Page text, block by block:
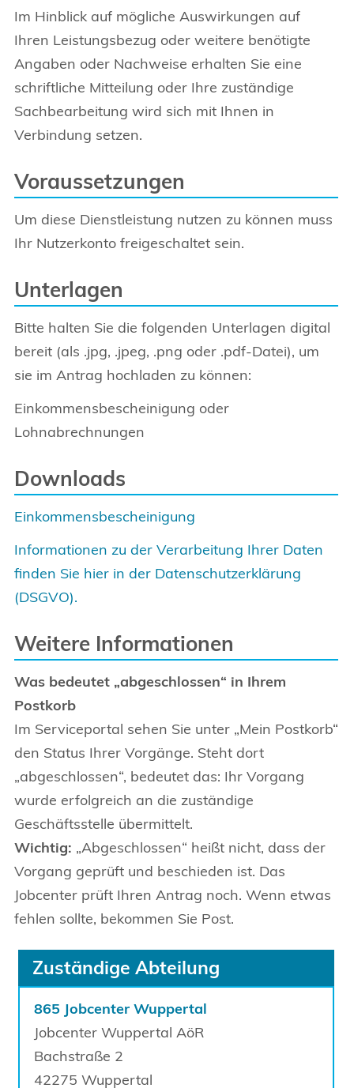
Im Hinblick auf mögliche Auswirkungen auf
Ihren Leistungsbezug oder weitere benötigte
Angaben oder Nachweise erhalten Sie eine
schriftliche Mitteilung oder Ihre zuständige
Sachbearbeitung wird sich mit Ihnen in
Verbindung setzen.
Voraussetzungen
Um diese Dienstleistung nutzen zu können muss
Ihr Nutzerkonto freigeschaltet sein.
Unterlagen
Bitte halten Sie die folgenden Unterlagen digital
bereit (als .jpg, .jpeg, .png oder .pdf-Datei), um
sie im Antrag hochladen zu können:
Einkommensbescheinigung oder
Lohnabrechnungen
Downloads
Einkommensbescheinigung
Informationen zu der Verarbeitung Ihrer Daten
finden Sie hier in der Datenschutzerklärung
(DSGVO).
Weitere Informationen
Was bedeutet „abgeschlossen“ in Ihrem
Postkorb
Im Serviceportal sehen Sie unter „Mein Postkorb“
den Status Ihrer Vorgänge. Steht dort
„abgeschlossen“, bedeutet das: Ihr Vorgang
wurde erfolgreich an die zuständige
Geschäftsstelle übermittelt.
Wichtig: „Abgeschlossen“ heißt nicht, dass der
Vorgang geprüft und beschieden ist. Das
Jobcenter prüft Ihren Antrag noch. Wenn etwas
fehlen sollte, bekommen Sie Post.
Zuständige Abteilung
865 Jobcenter Wuppertal
Jobcenter Wuppertal AöR
Bachstraße 2
42275 Wuppertal